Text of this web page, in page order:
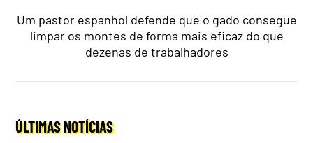
Um pastor espanhol defende que o gado consegue
limpar os montes de forma mais eficaz do que
dezenas de trabalhadores
ÚLTIMAS NOTÍCIAS